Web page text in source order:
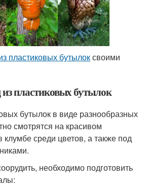
пластиковых бутылоксвоими
пластиковых бутылок
бутылок в виде разнообразных
смотрятся на красивом
клумбе среди цветов, а также под
необходимо подготовить